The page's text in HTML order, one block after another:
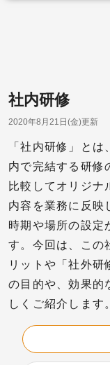
社内研修
2020年8月21日(金)更新
「社内研修」と
内で完結する研修
比較してオリジナ
内容を業務に反映
時期や場所の設定
す。今回は、この
リットや「社外研
の目的や、効果的
しくご紹介します